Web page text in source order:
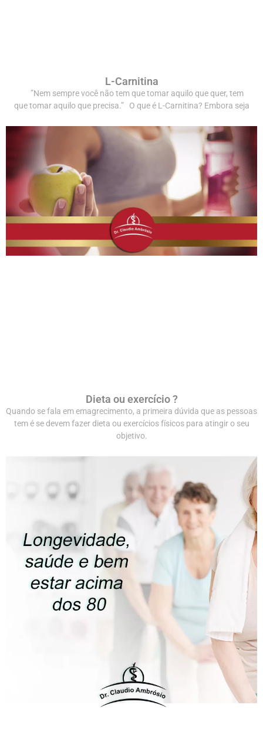
L-Carnitina
”Nem sempre você não tem que tomar aquilo que quer, tem
que tomar aquilo que precisa.” O que é L-Carnitina? Embora seja
Dieta ou exercício ?
Quando se fala em emagrecimento, a primeira dúvida que as pessoas
tem é se devem fazer dieta ou exercícios físicos para atingir o seu
objetivo.